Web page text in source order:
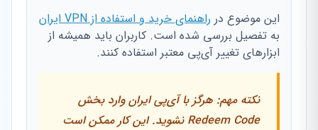
این موضوع در راهنمای خرید و استفاده از VPN ایران
به تفصیل بررسی شده است. کاربران باید همیشه از
ابزارهای تغییر آی‌پی معتبر استفاده کنند.
نکته مهم: هرگز با آی‌پی ایران وارد بخش
Redeem Code نشوید. این کار ممکن است